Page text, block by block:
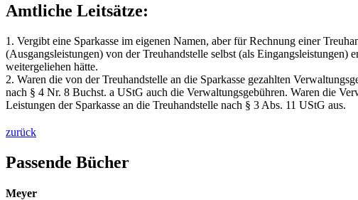
Amtliche Leitsätze:
1. Vergibt eine Sparkasse im eigenen Namen, aber für Rechnung einer
(Ausgangsleistungen) von der Treuhandstelle selbst (als Eingangsleistungen)
weitergeliehen hätte.
2. Waren die von der Treuhandstelle an die Sparkasse gezahlten
nach § 4 Nr. 8 Buchst. a UStG auch die Verwaltungsgebühren. Waren die
Leistungen der Sparkasse an die Treuhandstelle nach § 3 Abs. 11 UStG aus.
zurück
Passende Bücher
Meyer